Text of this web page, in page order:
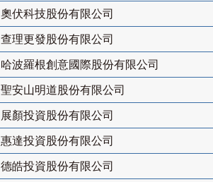
奧伏科技股份有限公司
查理更發股份有限公司
哈波羅根創意國際股份有限公司
聖安山明道股份有限公司
展顏投資股份有限公司
惠達投資股份有限公司
德皓投資股份有限公司